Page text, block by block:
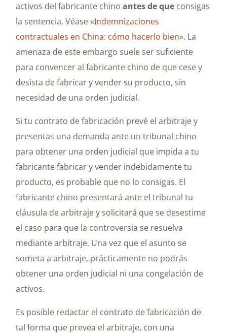
activos del fabricante chino antes de que consigas
la sentencia. Véase«Indemnizaciones
contractuales en China: cómo hacerlo bien». La
amenaza de este embargo suele ser suficiente
para convencer al fabricante chino de que cese y
desista de fabricar y vender su producto, sin
necesidad de una orden judicial.
Si tu contrato de fabricación prevé el arbitraje y
presentas una demanda ante un tribunal chino
para obtener una orden judicial que impida a tu
fabricante fabricar y vender indebidamente tu
producto, es probable que no lo consigas. El
fabricante chino presentará ante el tribunal tu
cláusula de arbitraje y solicitará que se desestime
el caso para que la controversia se resuelva
mediante arbitraje. Una vez que el asunto se
someta a arbitraje, prácticamente no podrás
obtener una orden judicial ni una congelación de
activos.
Es posible redactar el contrato de fabricación de
tal forma que prevea el arbitraje, con una